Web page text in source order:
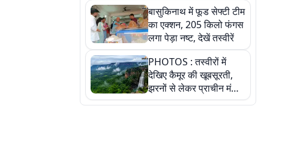
मनमोहक स्वरूप
बासुकिनाथ में फूड सेफ्टी टीम
का एक्शन, 205 किलो फंगस
लगा पेड़ा नष्ट, देखें तस्वीरें
PHOTOS : तस्वीरों में
देखिए कैमूर की खूबसूरती,
झरनों से लेकर प्राचीन मंदिरों
तक प्रकृति और आस्था का